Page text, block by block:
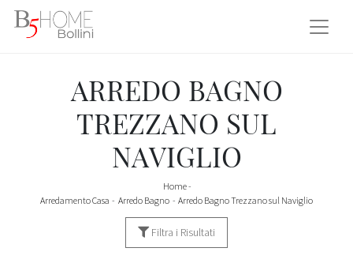
ARREDO BAGNO
TREZZANO SUL
NAVIGLIO
Home-
Arredamento Casa - Arredo Bagno - Arredo Bagno Trezzano sul Naviglio
Filtra i Risultati